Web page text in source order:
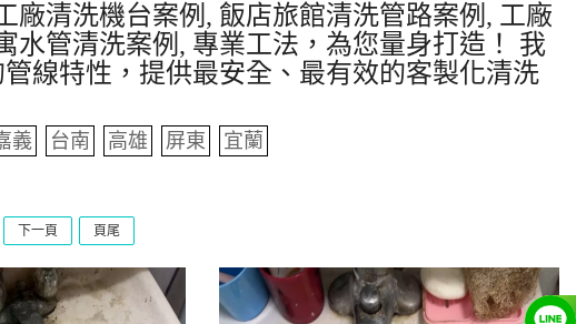
廠清洗機台案例, 飯店旅館清洗管路案例, 工廠
水管清洗案例, 專業工法，為您量身打造！ 我
線特性，提供最安全、最有效的客製化清洗
義 台南 高雄 屏東
宜蘭
下一頁 頁尾